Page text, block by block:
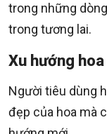
trong những
trong tương lai.
Xu hướng
Người tiêu dùng
đẹp của hoa mà